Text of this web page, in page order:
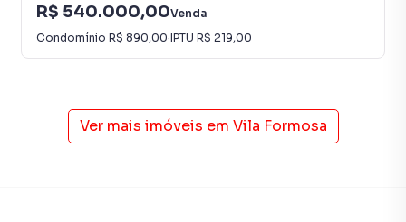
R$ 540.000,00Venda
Condomínio R$ 890,00·IPTU R$ 219,00
Ver mais imóveis em Vila Formosa